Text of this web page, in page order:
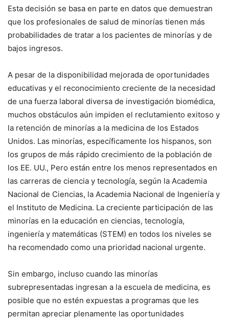
Esta decisión se basa en parte en datos que demuestran
que los profesionales de salud de minorías tienen más
probabilidades de tratar a los pacientes de minorías y de
bajos ingresos.
A pesar de la disponibilidad mejorada de oportunidades
educativas y el reconocimiento creciente de la necesidad
de una fuerza laboral diversa de investigación biomédica,
muchos obstáculos aún impiden el reclutamiento exitoso y
la retención de minorías a la medicina de los Estados
Unidos. Las minorías, específicamente los hispanos, son
los grupos de más rápido crecimiento de la población de
los EE. UU., Pero están entre los menos representados en
las carreras de ciencia y tecnología, según la Academia
Nacional de Ciencias, la Academia Nacional de Ingeniería y
el Instituto de Medicina. La creciente participación de las
minorías en la educación en ciencias, tecnología,
ingeniería y matemáticas (STEM) en todos los niveles se
ha recomendado como una prioridad nacional urgente.
Sin embargo, incluso cuando las minorías
subrepresentadas ingresan a la escuela de medicina, es
posible que no estén expuestas a programas que les
permitan apreciar plenamente las oportunidades